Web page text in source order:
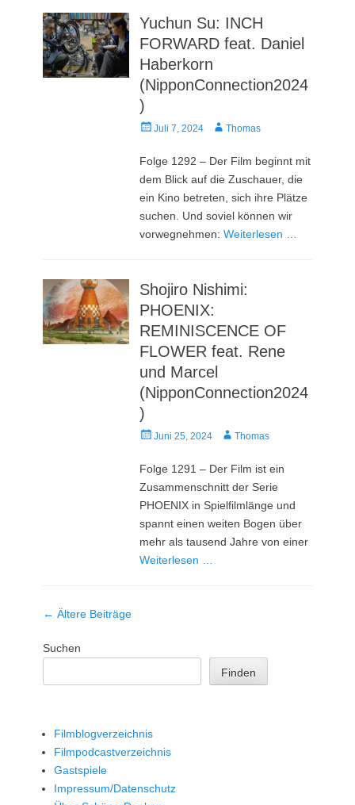
Yuchun Su: INCH
FORWARD feat. Daniel
Haberkorn
(NipponConnection2024
)
Veröffentlicht
Juli 7, 2024 AutorThomas
Folge 1292 – Der Film beginnt mit
dem Blick auf die Zuschauer, die
ein Kino betreten, sich ihre Plätze
suchen. Und soviel können wir
vorwegnehmen:Weiterlesen …
Shojiro Nishimi:
PHOENIX:
REMINISCENCE OF
FLOWER feat. Rene
und Marcel
(NipponConnection2024
)
Veröffentlicht
Juni 25, 2024 AutorThomas
Folge 1291 – Der Film ist ein
Zusammenschnitt der Serie
PHOENIX in Spielfilmlänge und
spannt einen weiten Bogen über
mehr als tausend Jahre von einer
Weiterlesen …
Beitrag-
← Ältere Beiträge
Suchen
Finden
Filmblogverzeichnis
Filmpodcastverzeichnis
Gastspiele
Impressum/Datenschutz